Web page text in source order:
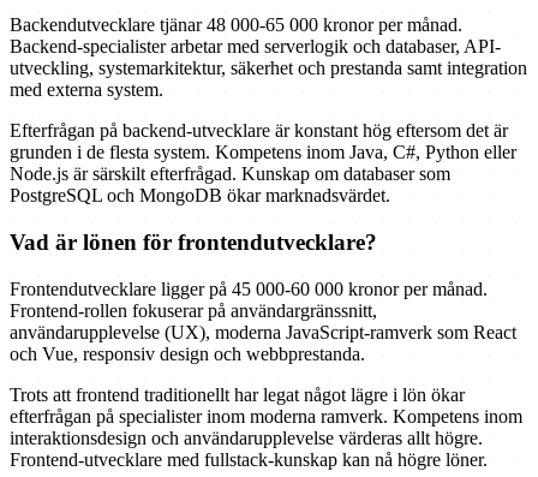
Backendutvecklare tjänar 48 000-65 000 kronor per månad.
Backend-specialister arbetar med serverlogik och databaser, API-
utveckling, systemarkitektur, säkerhet och prestanda samt integration
med externa system.
Efterfrågan på backend-utvecklare är konstant hög eftersom det är
grunden i de flesta system. Kompetens inom Java, C#, Python eller
Node.js är särskilt efterfrågad. Kunskap om databaser som
PostgreSQL och MongoDB ökar marknadsvärdet.
Vad är lönen för frontendutvecklare?
Frontendutvecklare ligger på 45 000-60 000 kronor per månad.
Frontend-rollen fokuserar på användargränssnitt,
användarupplevelse (UX), moderna JavaScript-ramverk som React
och Vue, responsiv design och webbprestanda.
Trots att frontend traditionellt har legat något lägre i lön ökar
efterfrågan på specialister inom moderna ramverk. Kompetens inom
interaktionsdesign och användarupplevelse värderas allt högre.
Frontend-utvecklare med fullstack-kunskap kan nå högre löner.